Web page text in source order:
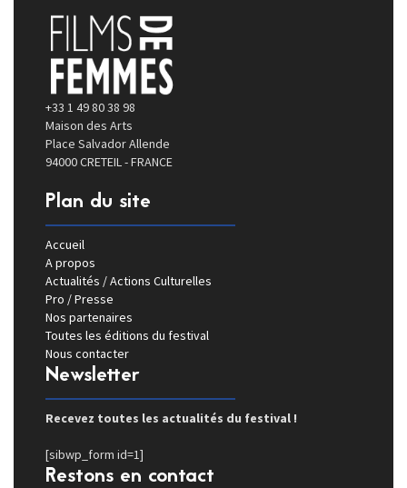
+33 1 49 80 38 98
Maison des Arts
Place Salvador Allende
94000 CRETEIL - FRANCE
Plan du site
Accueil
A propos
Actualités / Actions Culturelles
Pro / Presse
Nos partenaires
Toutes les éditions du festival
Nous contacter
Newsletter
Recevez toutes les actualités du festival !
[sibwp_form id=1]
Restons en contact